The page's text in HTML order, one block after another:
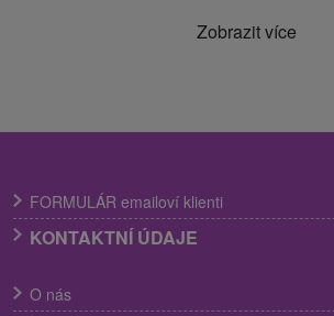
Zobrazit více
FORMULÁR emailoví klienti
KONTAKTNÍ ÚDAJE
O nás